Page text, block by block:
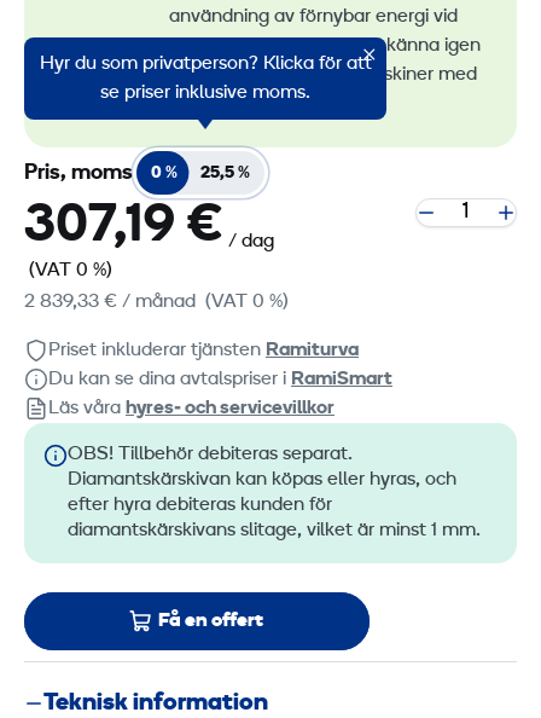
användning av förnybar energi vid
maskinuthyrning. Du kan känna igen
alla våra lågemissionsmaskiner med
RamiGreen-märket
Hyr du som privatperson? Klicka för att
se priser inklusive moms.
Pris, moms 0 % 25,5 %
307,19 € / dag
(VAT 0 %)
2 839,33 € / månad (VAT 0 %)
Priset inkluderar tjänsten Ramiturva
Du kan se dina avtalspriser i RamiSmart
Läs våra hyres‑ och servicevillkor
OBS! Tillbehör debiteras separat.
Diamantskärskivan kan köpas eller hyras, och
efter hyra debiteras kunden för
diamantskärskivans slitage, vilket är minst 1 mm.
Få en offert
Teknisk information